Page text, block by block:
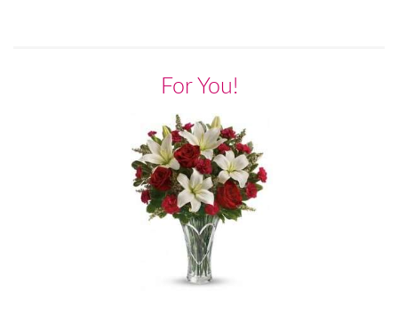
For You!